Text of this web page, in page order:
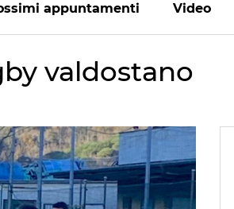
appuntamenti Video
valdostano